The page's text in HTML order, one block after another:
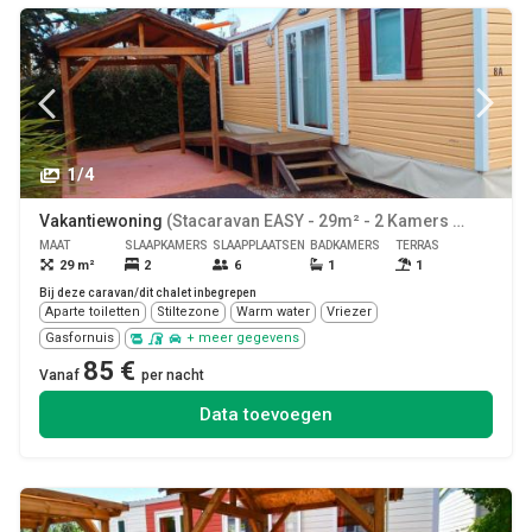
1/4
Vakantiewoning (Stacaravan EASY - 29m² - 2 Kamers + Airconditioning)
MAAT
29 m²
SLAAPKAMERS
2
SLAAPPLAATSEN
6
BADKAMERS
1
TERRAS
1
Bij deze caravan/dit chalet inbegrepen
Aparte toiletten Stiltezone Warm water
Vriezer
Gasfornuis
+ meer gegevens
Vanaf 85 € per nacht
Data toevoegen